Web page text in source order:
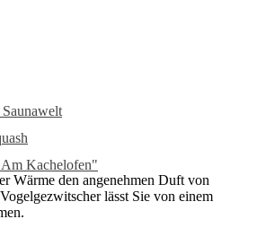
Kachelofen"
Wärme den angenehmen Duft von
lässt Sie von einem